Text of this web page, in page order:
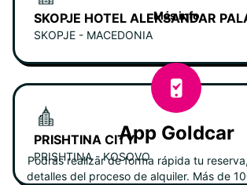
SKOPJE HOTEL ALEKSANDAR
SKOPJE - MACEDONIA
PRISHTINA CITY
PRISHTINA - KOSOVO
Más info
App Goldcar
Podrás realizar de forma rápida tu
detalles del proceso de alquiler. Más de